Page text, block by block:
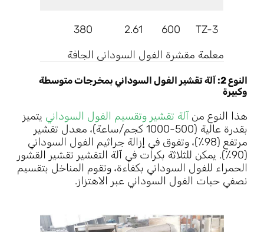
TZ-3
600
2.61
380
معلمة مقشرة الفول السوداني الجافة
النوع 2: آلة تقشير الفول السوداني بمخرجات متوسطة
وكبيرة
هذا النوع من آلة تقشير وتقسيم الفول السوداني يتميز
بقدرة عالية (500-1000 كجم/ساعة)، معدل تقشير
مرتفع (98٪)، وتفوق في إزالة جراثيم الفول السوداني
(90٪). يمكن للثلاثة بكرات في آلة التقشير تقشير القشور
الحمراء للفول السوداني بكفاءة، وتقوم المناخل بتقسيم
نصفي حبات الفول السوداني عبر الاهتزاز.